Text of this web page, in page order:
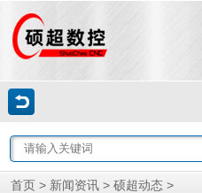
首页 > 新闻资讯 > 硕超动态 >